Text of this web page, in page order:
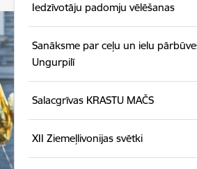
Iedzīvotāju padomju vēlēšanas
Sanāksme par ceļu un ielu
Ungurpilī
Salacgrīvas KRASTU MAČS
XII Ziemeļlivonijas svētki